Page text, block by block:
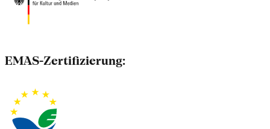
EMAS-Zertifizierung: